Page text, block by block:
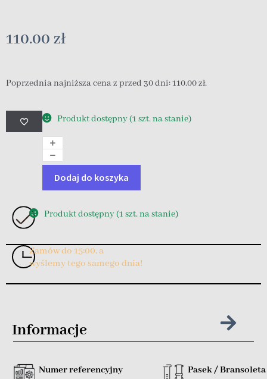
110.00 zł
Poprzednia najniższa cena z przed 30 dni:110.00zł.
Produkt dostępny (1 szt. na stanie)
Dodaj do koszyka
Produkt dostępny (1 szt. na stanie)
Zamów do 15:00, a
wyślemy tego samego dnia!
Informacje
Numer referencyjny
Pasek / Bransoleta